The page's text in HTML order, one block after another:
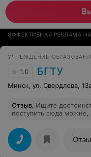
ЭФФЕКТИВНАЯ РЕКЛАМА
УЧРЕЖДЕНИЕ
1.0 БГТУ
Минск, ул. Свердлова,
Отзыв. Ищите
поступить сюда можно,
вопрос крайне важный
только, что по-моему
преподавательский
чтобы вы получили